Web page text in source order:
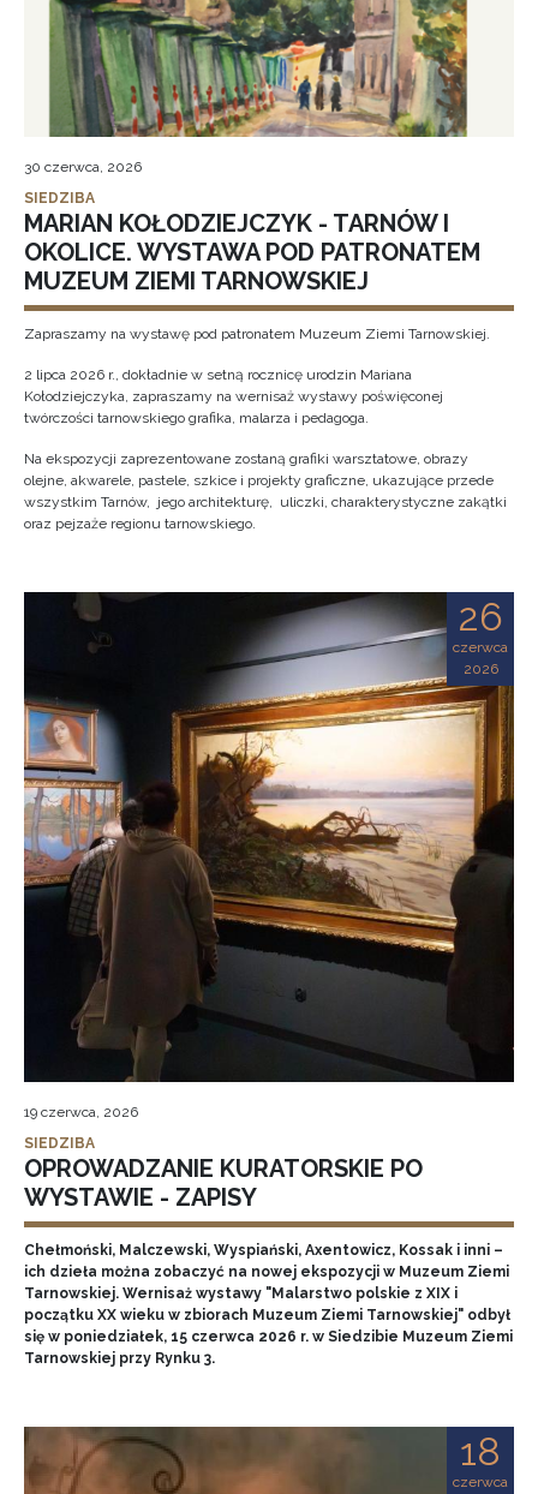
30 czerwca, 2026
SIEDZIBA
MARIAN KOŁODZIEJCZYK - TARNÓW I
OKOLICE. WYSTAWA POD PATRONATEM
MUZEUM ZIEMI TARNOWSKIEJ
Zapraszamy na wystawę pod patronatem Muzeum Ziemi Tarnowskiej.
2 lipca 2026 r., dokładnie w setną rocznicę urodzin Mariana
Kołodziejczyka, zapraszamy na wernisaż wystawy poświęconej
twórczości tarnowskiego grafika, malarza i pedagoga.
Na ekspozycji zaprezentowane zostaną grafiki warsztatowe, obrazy
olejne, akwarele, pastele, szkice i projekty graficzne, ukazujące przede
wszystkim Tarnów, jego architekturę, uliczki, charakterystyczne zakątki
oraz pejzaże regionu tarnowskiego.
26
czerwca
2026
19 czerwca, 2026
SIEDZIBA
OPROWADZANIE KURATORSKIE PO
WYSTAWIE - ZAPISY
Chełmoński, Malczewski, Wyspiański, Axentowicz, Kossak i inni –
ich dzieła można zobaczyć na nowej ekspozycji w Muzeum Ziemi
Tarnowskiej. Wernisaż wystawy "Malarstwo polskie z XIX i
początku XX wieku w zbiorach Muzeum Ziemi Tarnowskiej" odbył
się w poniedziałek, 15 czerwca 2026 r. w Siedzibie Muzeum Ziemi
Tarnowskiej przy Rynku 3.
18
czerwca